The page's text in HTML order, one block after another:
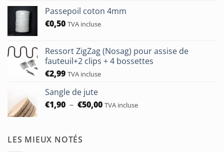
€0,45
à
Passepoil coton 4mm
€0,50 TVA incluse
Ressort ZigZag (Nosag) pour assise de
fauteuil+2 clips + 4 bossettes
€2,99 TVA incluse
Sangle de jute
€1,90 – €50,00Plage
TVA incluse
LES MIEUX NOTÉS